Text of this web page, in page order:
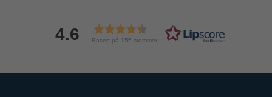
4.6 Basert på 155 stemmer